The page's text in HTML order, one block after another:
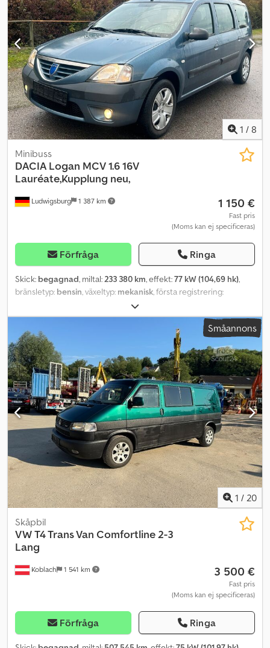
1 / 8
Ludwigsburg 1 387 km
Minibuss
DACIA Logan MCV 1.6 16V
Lauréate,Kupplung neu,
1 150 €
Fast pris
(Moms kan ej specificeras)
Förfråga Ringa
Skick: begagnad, miltal:233 380 km, effekt:77 kW (104,69 hk),
bränsletyp: bensin, växeltyp: mekanisk, första registrering:
, nästa besiktning (TÜV):06/2025
färg:blå, antal säten:5, Utrustning:ABS, centrallås,
luftkonditionering
, Ny koppling, TÜV till 06/2025 På uppdrag av
kund! Utrustning: Elhissar * Elektriska sidospeglar * Centrallås *
Färddator * Servostyrning * Stål-fälgar Djdpfozirdwjx Acgjwa * 8
däck monterade Klimatanläggning: Luftkonditionering Säkerhet:
ABS * Isofix * Dimljus Krockkuddar: Främre krockkuddar
Vägassistans: Nödsats Fel, ändringar och mellanförsäljning
förbehålles!
Småannons
1 / 20
Koblach 1 541 km
Skåpbil
VWT4 Trans Van Comfortline 2-3
Lang
3 500 €
Fast pris
(Moms kan ej specificeras)
Förfråga Ringa